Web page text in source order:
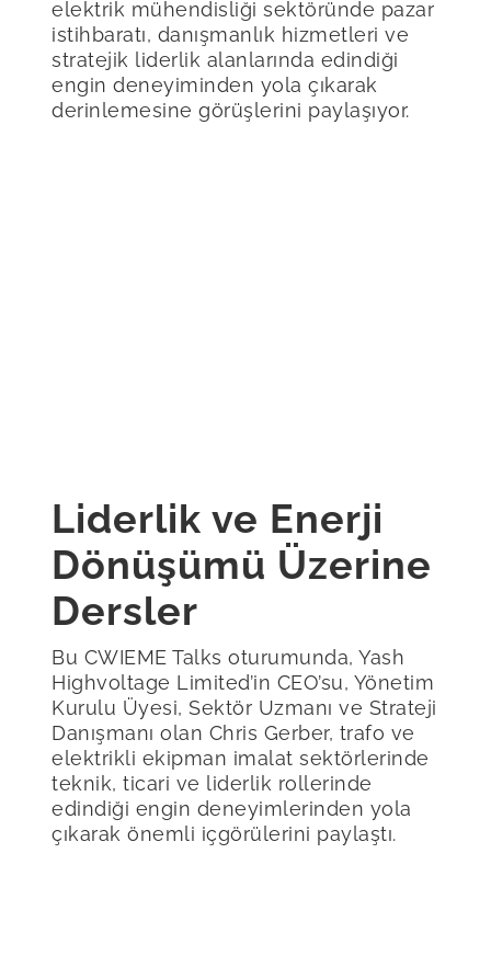
elektrik mühendisliği sektöründe pazar
istihbaratı, danışmanlık hizmetleri ve
stratejik liderlik alanlarında edindiği
engin deneyiminden yola çıkarak
derinlemesine görüşlerini paylaşıyor.
Liderlik ve Enerji
Dönüşümü Üzerine
Dersler
Bu CWIEME Talks oturumunda, Yash
Highvoltage Limited’in CEO’su, Yönetim
Kurulu Üyesi, Sektör Uzmanı ve Strateji
Danışmanı olan Chris Gerber, trafo ve
elektrikli ekipman imalat sektörlerinde
teknik, ticari ve liderlik rollerinde
edindiği engin deneyimlerinden yola
çıkarak önemli içgörülerini paylaştı.